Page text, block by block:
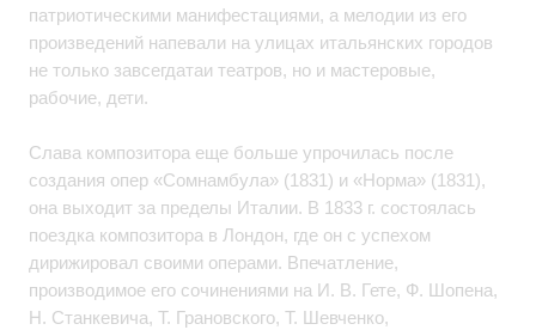
патриотическими манифестациями, а мелодии из его
произведений напевали на улицах итальянских городов
не только завсегдатаи театров, но и мастеровые,
рабочие, дети.
Слава композитора еще больше упрочилась после
создания опер «Сомнамбула» (1831) и «Норма» (1831),
она выходит за пределы Италии. В 1833 г. состоялась
поездка композитора в Лондон, где он с успехом
дирижировал своими операми. Впечатление,
производимое его сочинениями на И. В. Гете, Ф. Шопена,
Н. Станкевича, Т. Грановского, Т. Шевченко,